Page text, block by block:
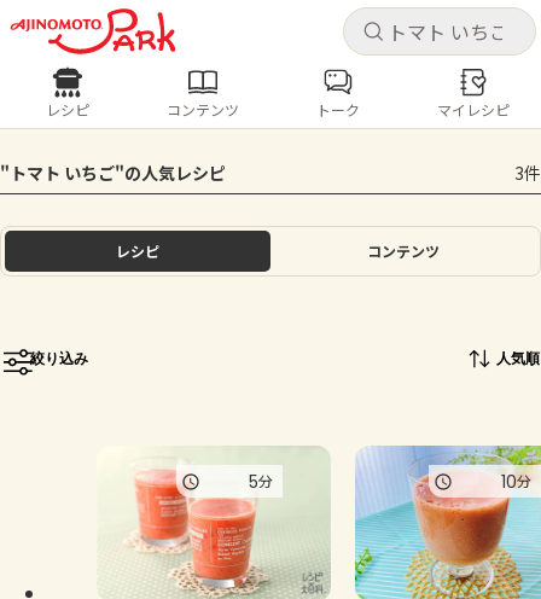
キャ
ログインするとレシピを保存できます
ログイン
ホーム
トーク
よくあるお問い合わせ
キャ
レシピ コンテンツ
人気の食材・レシピ
きゅうり なす トマト とうもろこし
ピーマン
レシピ コンテンツ トーク マイレシピ
"トマト いちご"の人気レシピ 3件
レシピ コンテンツ
絞り込み 人気順
5分 10分